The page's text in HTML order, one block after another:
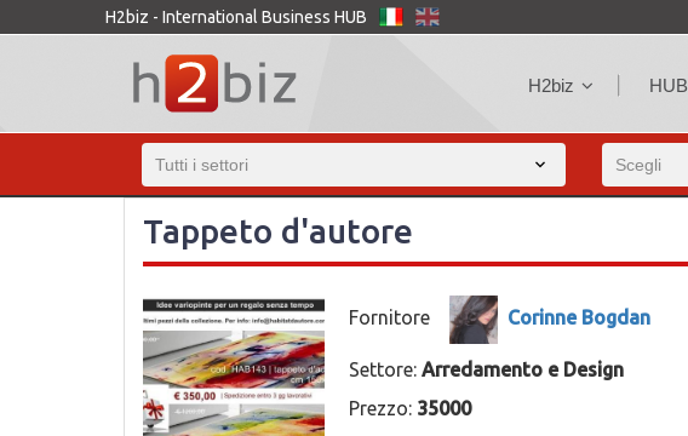
H2biz - International Business HUB
H2biz HUB
Tappeto d'autore
Fornitore Corinne Bogdan
Settore: Arredamento e Design
Prezzo: 35000